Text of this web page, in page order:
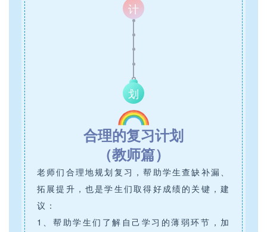
计
划
合理的复习计划
（教师篇）
老师们合理地规划复习，帮助学生查缺补漏、
拓展提升，也是学生们取得好成绩的关键，建
议：
1、帮助学生们了解自己学习的薄弱环节，加